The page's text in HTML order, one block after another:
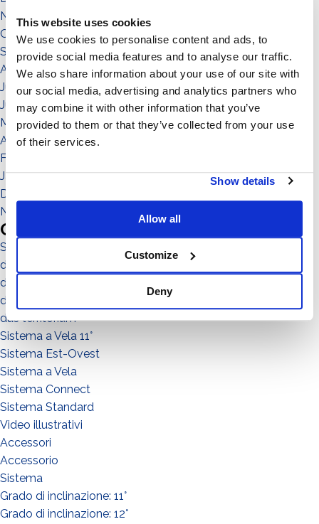
This website uses cookies
We use cookies to personalise content and ads, to
provide social media features and to analyse our traffic.
We also share information about your use of our site with
our social media, advertising and analytics partners who
may combine it with other information that you’ve
provided to them or that they’ve collected from your use
of their services.
Show details
Allow all
Customize
Deny
November 2021
Oktober 2021
September 2021
August 2021
Juli 2021
Juni 2021
Mai 2021
April 2021
Februar 2021
Januar 2021
Dezember 2020
November 2020
Categories
Sistema No-Flex
die menschen
die gemeinde
die umgebung
das territorium
Sistema a Vela 11°
Sistema Est-Ovest
Sistema a Vela
Sistema Connect
Sistema Standard
Video illustrativi
Accessori
Accessorio
Sistema
Grado di inclinazione: 11°
Grado di inclinazione: 12°